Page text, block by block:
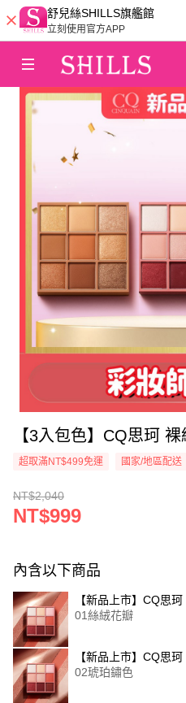
舒兒絲SHILLS旗艦館
立刻使用官方APP
【3入包色】CQ思珂
超取滿NT$499免運 國家/地區配送
NT$2,040
NT$999
內含以下商品
【新品上市】CQ思
01絲絨花瓣
【新品上市】CQ思
02琥珀鏽色